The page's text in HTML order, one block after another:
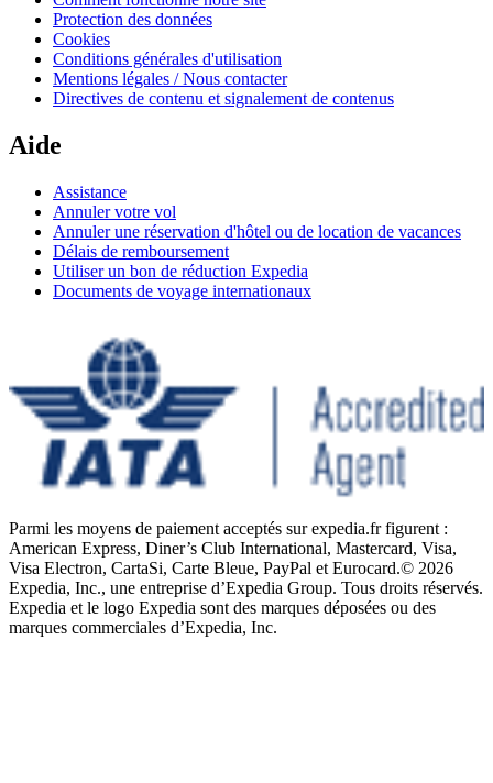
Protection des données
Cookies
Conditions générales d'utilisation
Mentions légales / Nous contacter
Directives de contenu et signalement de contenus
Aide
Assistance
Annuler votre vol
Annuler une réservation d'hôtel ou de location de vacances
Délais de remboursement
Utiliser un bon de réduction Expedia
Documents de voyage internationaux
Parmi les moyens de paiement acceptés sur expedia.fr figurent :
American Express, Diner’s Club International, Mastercard, Visa,
Visa Electron, CartaSi, Carte Bleue, PayPal et Eurocard.© 2026
Expedia, Inc., une entreprise d’Expedia Group. Tous droits réservés.
Expedia et le logo Expedia sont des marques déposées ou des
marques commerciales d’Expedia, Inc.